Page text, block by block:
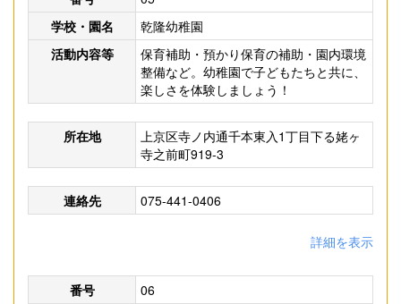
学校・園名
乾隆幼稚園
活動内容等
保育補助・預かり保育の補助・園内環境
整備など。幼稚園で子どもたちと共に、
楽しさを体験しましょう！
所在地
上京区寺ノ内通千本東入1丁目下る姥ヶ
寺之前町919-3
連絡先 075-441-0406
詳細を表示
番号
06